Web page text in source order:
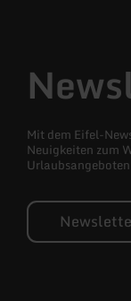
Mit dem Eifel-
Neuigkeiten zum